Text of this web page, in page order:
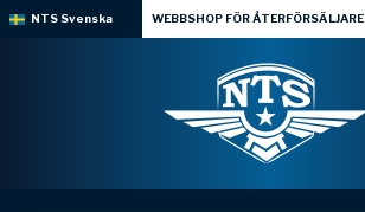
NTS Svenska WEBBSHOP FÖR ÅTERFÖRSÄLJARE